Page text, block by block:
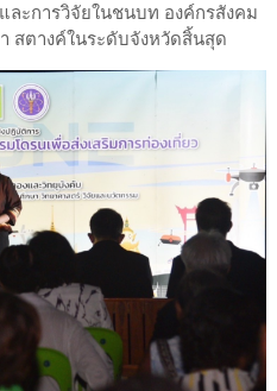
ะการวิจัยในชนบท องค์กรสังคม
สตางค์ในระดับจังหวัดสิ้นสุด